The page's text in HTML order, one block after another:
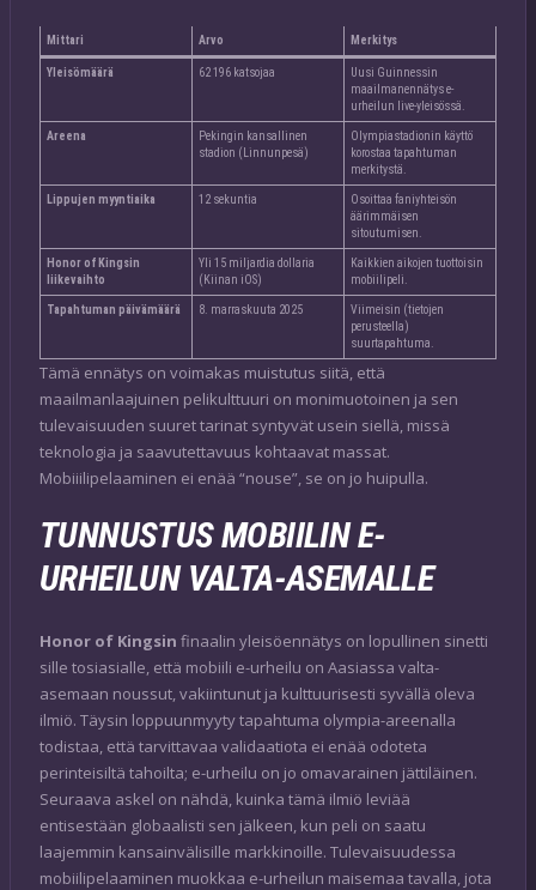
Mittari Arvo Merkitys
Yleisömäärä 62 196 katsojaa
Uusi Guinnessin
maailmanennätys e-
urheilun live-yleisössä.
Areena
Pekingin kansallinen
stadion (Linnunpesä)
Olympiastadionin käyttö
korostaa tapahtuman
merkitystä.
Lippujen myyntiaika 12 sekuntia
Osoittaa faniyhteisön
äärimmäisen
sitoutumisen.
Honor of Kingsin
liikevaihto
Yli 15 miljardia dollaria
(Kiinan iOS)
Kaikkien aikojen tuottoisin
mobiilipeli.
Tapahtuman päivämäärä 8. marraskuuta 2025
Viimeisin (tietojen
perusteella)
suurtapahtuma.
Tämä ennätys on voimakas muistutus siitä, että
maailmanlaajuinen pelikulttuuri on monimuotoinen ja sen
tulevaisuuden suuret tarinat syntyvät usein siellä, missä
teknologia ja saavutettavuus kohtaavat massat.
Mobiiilipelaaminen ei enää “nouse”, se on jo huipulla.
TUNNUSTUS MOBIILIN E-
URHEILUN VALTA-ASEMALLE
Honor of Kingsin finaalin yleisöennätys on lopullinen sinetti
sille tosiasialle, että mobiili e-urheilu on Aasiassa valta-
asemaan noussut, vakiintunut ja kulttuurisesti syvällä oleva
ilmiö. Täysin loppuunmyyty tapahtuma olympia-areenalla
todistaa, että tarvittavaa validaatiota ei enää odoteta
perinteisiltä tahoilta; e-urheilu on jo omavarainen jättiläinen.
Seuraava askel on nähdä, kuinka tämä ilmiö leviää
entisestään globaalisti sen jälkeen, kun peli on saatu
laajemmin kansainvälisille markkinoille. Tulevaisuudessa
mobiilipelaaminen muokkaa e-urheilun maisemaa tavalla, jota